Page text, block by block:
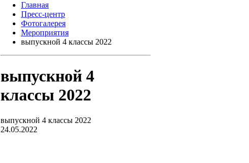
Главная
Пресс-центр
Фотогалерея
Мероприятия
выпускной 4 классы 2022
выпускной 4
классы 2022
выпускной 4 классы 2022
24.05.2022